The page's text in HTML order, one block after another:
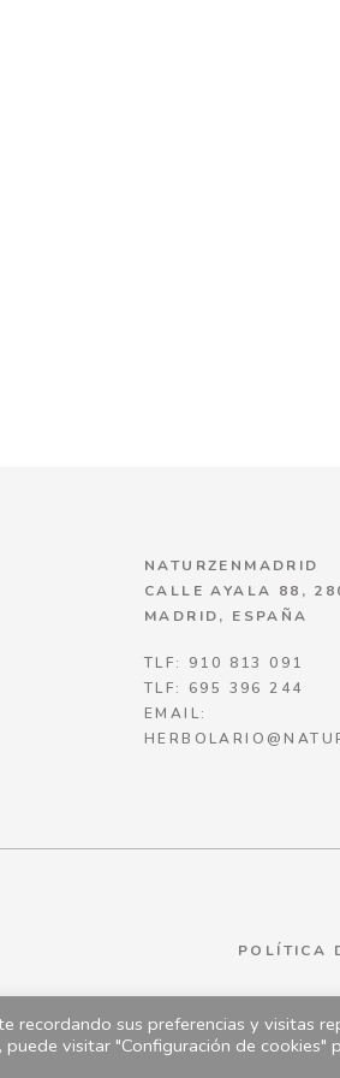
NATURZENMADRID
CALLE AYALA 88,
MADRID, ESPAÑA
TLF: 910 813 091
TLF: 695 396 244
EMAIL:
POLÍTICA
recordando sus preferencias y visitas
visitar "Configuración de cookies"